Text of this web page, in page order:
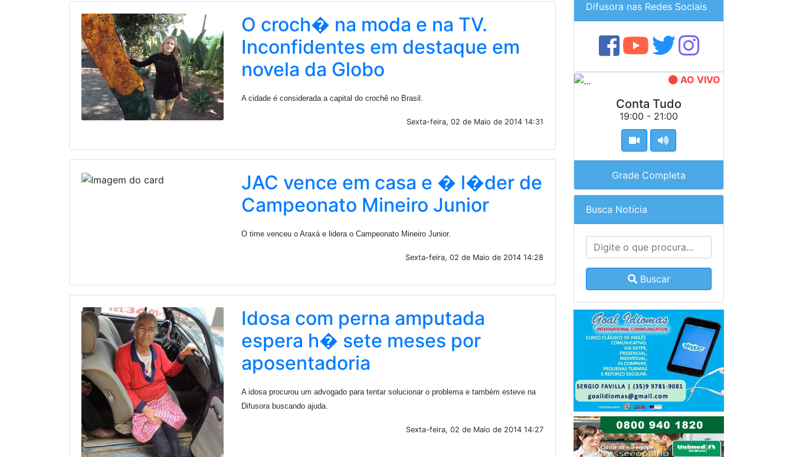
O croch� na moda e na TV.
Inconfidentes em destaque em
novela da Globo
A cidade é considerada a capital do crochê no Brasil.
Sexta-feira, 02 de Maio de 2014 14:31
JAC vence em casa e � l�der de
Campeonato Mineiro Junior
O time venceu o Araxá e lidera o Campeonato Mineiro Junior.
Sexta-feira, 02 de Maio de 2014 14:28
Idosa com perna amputada
espera h� sete meses por
aposentadoria
A idosa procurou um advogado para tentar solucionar o problema e também esteve na
Difusora buscando ajuda.
Sexta-feira, 02 de Maio de 2014 14:27
Difusora nas Redes Sociais
AO VIVO
Conta Tudo
19:00 - 21:00
Grade Completa
Busca Notícia
Buscar